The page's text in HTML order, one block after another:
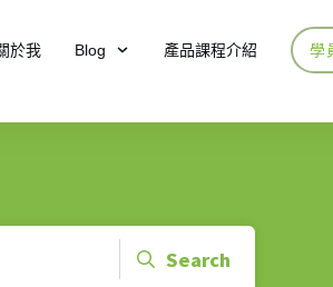
於我 Blog 產品課程介紹 學
Search